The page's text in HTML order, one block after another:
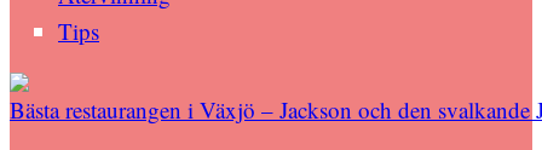
Tips
Bästa restaurangen i Växjö – Jackson och den svalkande